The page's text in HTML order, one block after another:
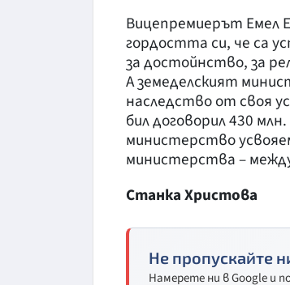
Вицепремиерът Емел
гордостта си, че са
за достойнство, за
А земеделският
наследство от своя
бил договорил 430
министерство
министерства –
Станка Христова
Не пропускайте
Намерете ни в Google и